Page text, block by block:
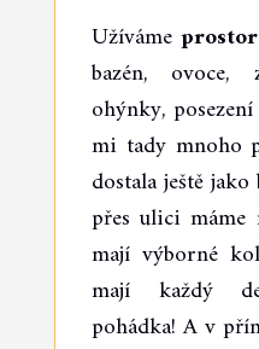
Užíváme
bazén, ovoce,
ohýnky,
mi tady mnoho
dostala ještě jako
přes ulici máme
mají výborné
mají každý
pohádka! A v